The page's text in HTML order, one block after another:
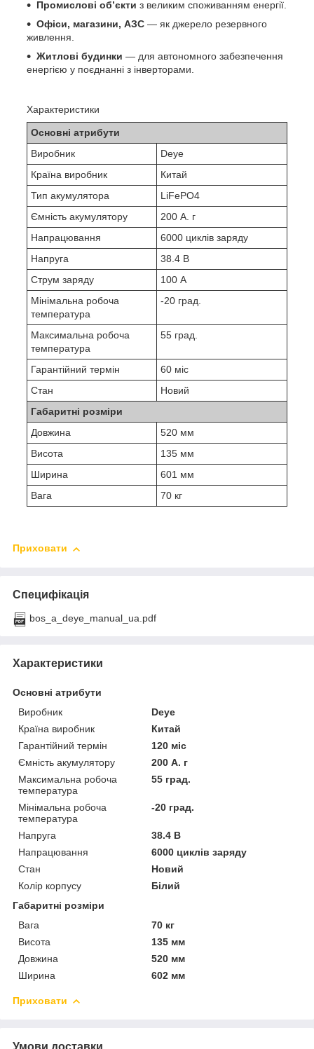
Промислові об’єкти з великим споживанням енергії.
Офіси, магазини, АЗС — як джерело резервного
живлення.
Житлові будинки — для автономного забезпечення
енергією у поєднанні з інверторами.
Характеристики
Основні атрибути
Виробник
Deye
Країна виробник
Китай
Тип акумулятора
LiFePO4
Ємність акумулятору
200 А. г
Напрацювання
6000 циклів заряду
Напруга
38.4 В
Струм заряду
100 А
Мінімальна робоча
температура
-20 град.
Максимальна робоча
температура
55 град.
Гарантійний термін
60 міс
Стан
Новий
Габаритні розміри
Довжина
520 мм
Висота
135 мм
Ширина
601 мм
Вага
70 кг
Приховати
Специфікація
bos_a_deye_manual_ua.pdf
Характеристики
Основні атрибути
Виробник
Deye
Країна виробник
Китай
Гарантійний термін
120 міс
Ємність акумулятору
200 А. г
Максимальна робоча
температура
55 град.
Мінімальна робоча
температура
-20 град.
Напруга
38.4 В
Напрацювання
6000 циклів заряду
Стан
Новий
Колір корпусу
Білий
Габаритні розміри
Вага
70 кг
Висота
135 мм
Довжина
520 мм
Ширина
602 мм
Приховати
Умови доставки